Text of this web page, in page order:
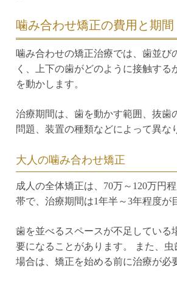
噛み合わせ矯正の費用と期間
噛み合わせの矯正治療では、歯並び
く、上下の歯がどのように接触する
を動かします。
治療期間は、歯を動かす範囲、抜歯
問題、装置の種類などによって異な
大人の噛み合わせ矯正
成人の全体矯正は、70万～120万円
帯で、治療期間は1年半～3年程度が
歯を並べるスペースが不足している
要になることがあります。 また、虫
場合は、矯正を始める前に治療が必